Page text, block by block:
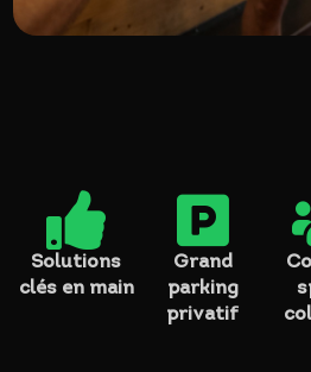

Solutions
clés en main

Grand
parking
privatif